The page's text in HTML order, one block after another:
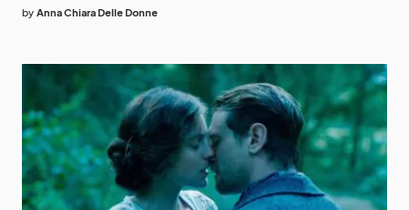
by Anna Chiara Delle Donne